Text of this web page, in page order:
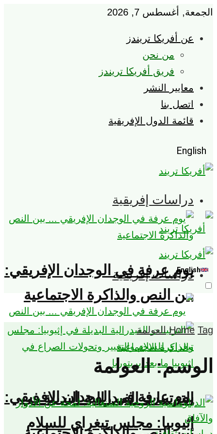
الجمعة, أغسطس 7, 2026
عن أفريكا تريندز
من نحن
فريق أفريكا تريندز
معايير النشر
اتصل بنا
قائمة الدول الإفريقية
English
دراسات إفريقية
يوم عرفة في الوجدان الإفريقي:
بين النص والذاكرة الاجتماعية
الترتيبات الفيدرالية البديلة في
إثيوبيا: مجلس تيغراي للسلام
دراسات إفريقية
يوم عرفة في الوجدان الإفريقي:
English
Home Tag العولمة
الوسم:العولمة